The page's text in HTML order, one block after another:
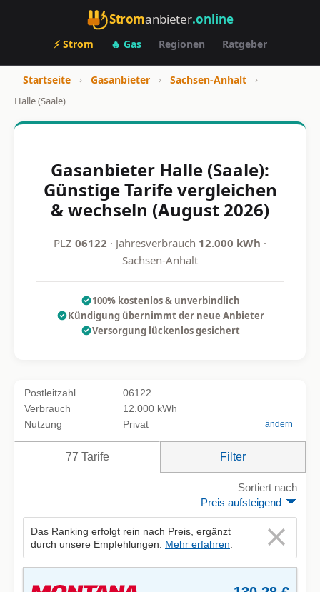
Stromanbieter.online
⚡ Strom 🔥 Gas Regionen Ratgeber
Startseite › Gasanbieter › Sachsen-Anhalt
›
Halle (Saale)
Gasanbieter Halle (Saale):
Günstige Tarife vergleichen
& wechseln (August 2026)
PLZ 06122 · Jahresverbrauch 12.000 kWh ·
Sachsen-Anhalt
100% kostenlos & unverbindlich
Kündigung übernimmt der neue Anbieter
Versorgung lückenlos gesichert